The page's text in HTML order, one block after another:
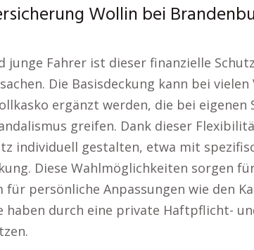
Wollin bei
junge Fahrer ist dieser finanzielle
Die Basisdeckung kann bei vielen
ergänzt werden, die bei eigenen
greifen. Dank dieser
individuell gestalten, etwa mit
Diese Wahlmöglichkeiten sorgen
persönliche Anpassungen wie den
haben durch eine private Haftpflicht-